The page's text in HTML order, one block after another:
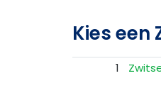
Kies een
1